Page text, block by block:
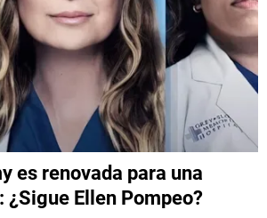
es renovada para una
¿Sigue Ellen Pompeo?